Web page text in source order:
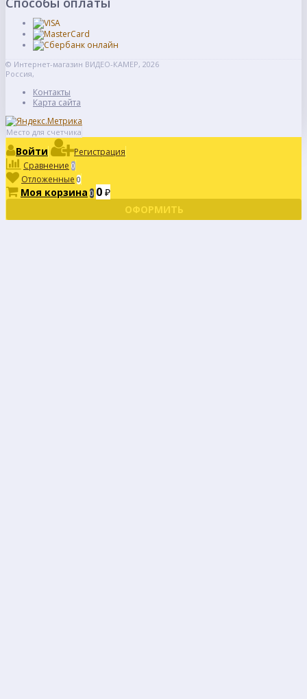
© Интернет-магазин ВИДЕО-КАМЕР, 2026
Россия,
Контакты
Карта сайта
Место для счетчика
Войти
Регистрация
Сравнение 0
Отложенные 0
Моя корзина 0 0 ₽
ОФОРМИТЬ